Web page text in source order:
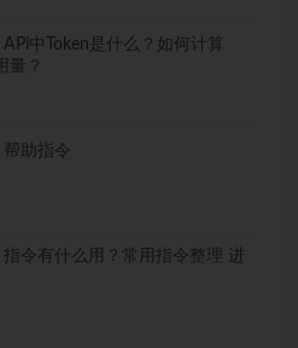
APi中Token是什么？如何计算
量？
帮助指令
指令有什么用？常用指令整理 进